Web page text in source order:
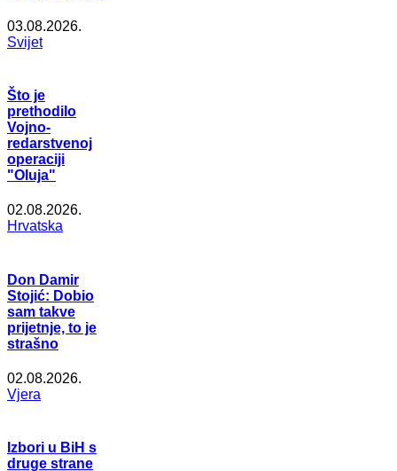
03.08.2026.
Svijet
Što je
prethodilo
Vojno-
redarstvenoj
operaciji
"Oluja"
02.08.2026.
Hrvatska
Don Damir
Stojić: Dobio
sam takve
prijetnje, to je
strašno
02.08.2026.
Vjera
Izbori u BiH s
druge strane